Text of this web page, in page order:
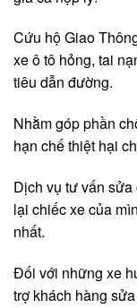
Cứu hộ Giao
xe ô tô hỏng, tai
tiêu dẫn đường.
Nhằm góp phần
hạn chế thiệt hại
Dịch vụ tư vấn
lại chiếc xe của
nhất.
Đối với những xe
trợ khách hàng